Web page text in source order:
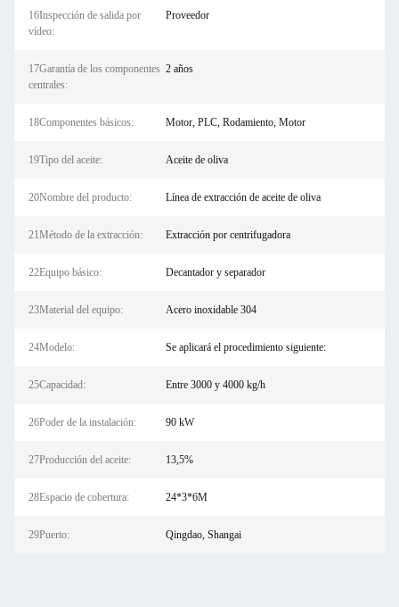
16Inspección de salida por
vídeo:
Proveedor
17Garantía de los componentes
centrales:
2 años
18Componentes básicos: Motor, PLC, Rodamiento, Motor
19Tipo del aceite: Aceite de oliva
20Nombre del producto: Línea de extracción de aceite de oliva
21Método de la extracción: Extracción por centrifugadora
22Equipo básico: Decantador y separador
23Material del equipo: Acero inoxidable 304
24Modelo: Se aplicará el procedimiento siguiente:
25Capacidad: Entre 3000 y 4000 kg/h
26Poder de la instalación: 90 kW
27Producción del aceite: 13,5%
28Espacio de cobertura: 24*3*6M
29Puerto: Qingdao, Shangai